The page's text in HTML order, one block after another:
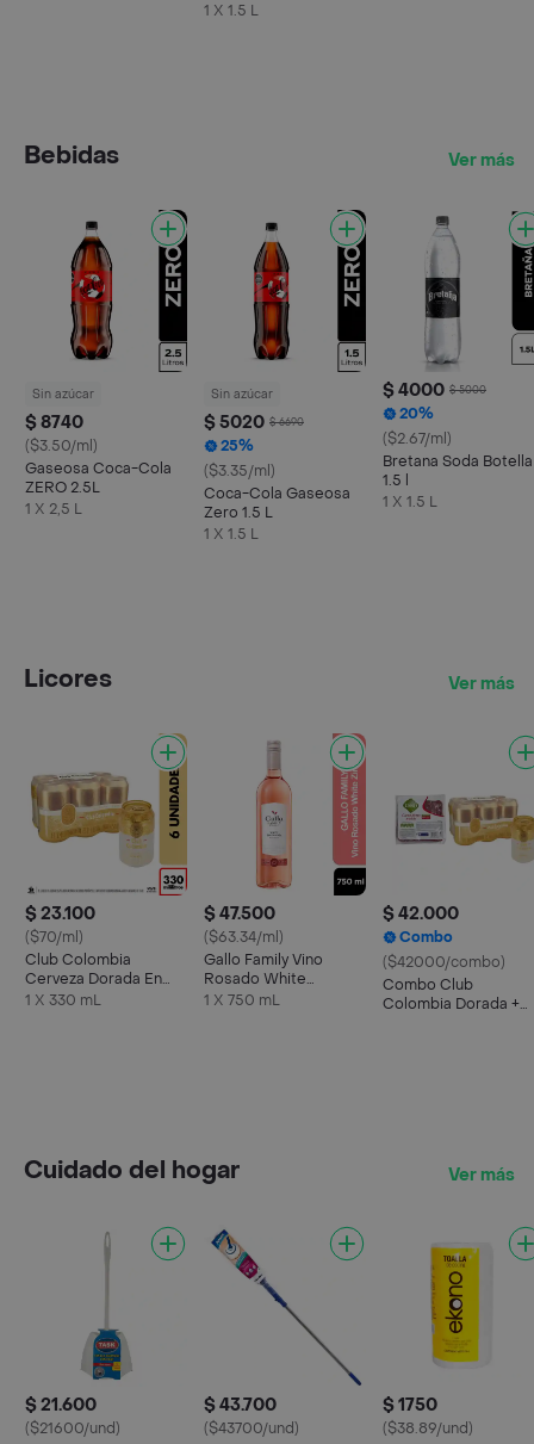
1 X 1.5 L
Bebidas Ver más
Sin azúcar
$ 8740
($3.50/ml)
Gaseosa Coca-Cola
ZERO 2.5L
1 X 2,5 L
Sin azúcar
$ 5020 $ 6690
25%
($3.35/ml)
Coca-Cola Gaseosa
Zero 1.5 L
1 X 1.5 L
$ 4000 $ 5000
20%
($2.67/ml)
Bretana Soda Botella
1.5 l
1 X 1.5 L
Licores Ver más
$ 23.100
($70/ml)
Club Colombia
Cerveza Dorada En
Lata 330 ML X6 Unds
1 X 330 mL
$ 47.500
($63.34/ml)
Gallo Family Vino
Rosado White
Zinfandel
1 X 750 mL
$ 42.000
Combo
($42000/combo)
Combo Club
Colombia Dorada +
Cuidado del hogar Ver más
$ 21.600
($21600/und)
$ 43.700
($43700/und)
$ 1750
($38.89/und)